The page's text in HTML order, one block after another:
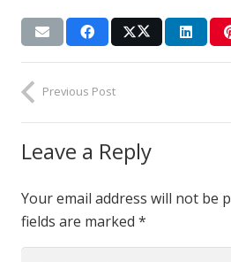
Previous Post
Leave a Reply
Your email address will not be
fields are marked *